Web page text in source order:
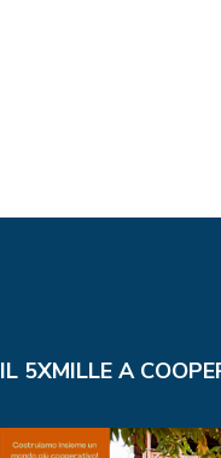
IL 5XMILLE A